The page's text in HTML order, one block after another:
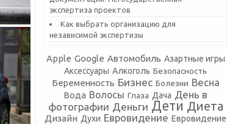
экспертиза проектов
Как выбрать организацию для
независимой экспертизы
Apple Google Автомобиль Азартные игры
Аксессуары Алкоголь Безопасность
Беременность Бизнес Болезни Весна
Вода Волосы Глаза Дача День в
фотографии Деньги Дети Диета
Дизайн Духи Евровидение Евровидение